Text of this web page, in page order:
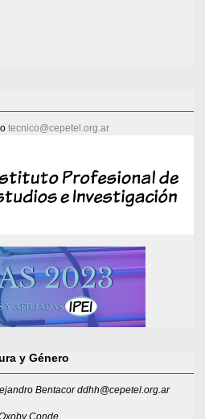
tecnico@cepetel.org.ar
y Género
Bentacor ddhh@cepetel.org.ar